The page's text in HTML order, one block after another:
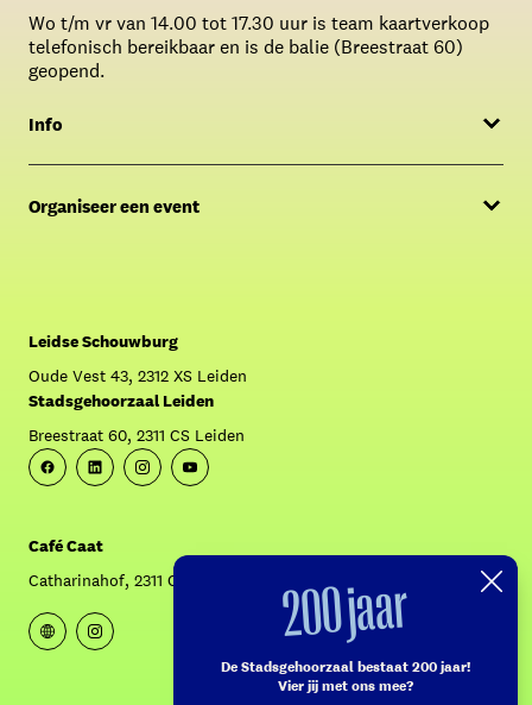
Wo t/m vr van 14.00 tot 17.30 uur is team kaartverkoop
telefonisch bereikbaar en is de balie (Breestraat 60)
geopend.
Info
FAQ
Organiseer een event
Leidse Schouwburg
Oude Vest 43, 2312 XS Leiden
Stadsgehoorzaal Leiden
Breestraat 60, 2311 CS Leiden
FacebookLinkedinInstagramYoutube
Café Caat
Catharinahof, 2311 CS Leiden
WebsiteInstagram 200 jaar
De Stadsgehoorzaal bestaat 200 jaar!
Vier jij met ons mee?